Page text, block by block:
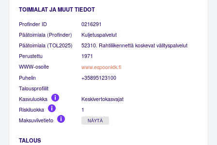
TOIMIALAT JA MUUT TIEDOT
Profinder ID
0216291
Päätoimiala (Profinder)
Kuljetuspalvelut
Päätoimiala (TOL2025)
52310. Rahtiliikennettä koskevat välityspalvelut
Perustettu
1971
WWW-osoite
www.espoonktk.fi
Puhelin
+35895123100
Talousprofiilit
Kasvuluokka
Keskivertokasvajat
Riskiluokka
1
Maksuviivetieto
NÄYTÄ
TALOUS